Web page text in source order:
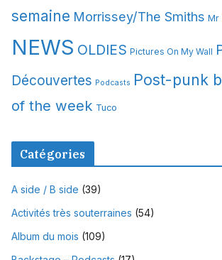
semaine Morrissey/The Smiths Mr
NEWS OLDIES Pictures On My Wall
Découvertes Podcasts Post-punk
of the week Tuco
Catégories
A side / B side (39)
Activités très souterraines (54)
Album du mois (109)